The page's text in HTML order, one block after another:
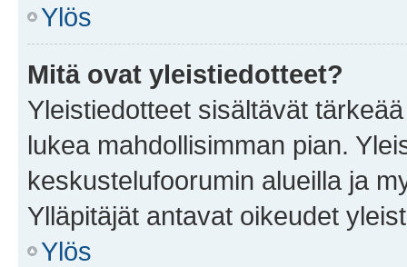
Ylös
Mitä ovat yleistiedotteet?
Yleistiedotteet sisältävät
lukea mahdollisimman pian.
keskustelufoorumin alueilla ja
Ylläpitäjät antavat oikeudet
Ylös